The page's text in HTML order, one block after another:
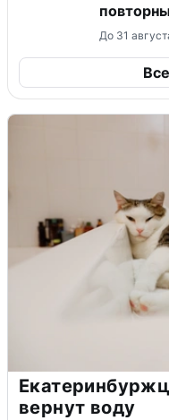
До 31
вернут воду